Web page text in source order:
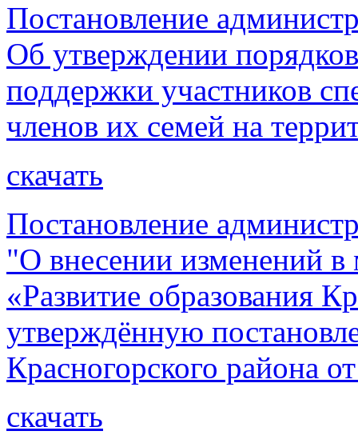
Постановление
Об утверждении
поддержки участников
членов их семей на
скачать
Постановление
"О внесении изменений
«Развитие образования
утверждённую
Красногорского района
скачать